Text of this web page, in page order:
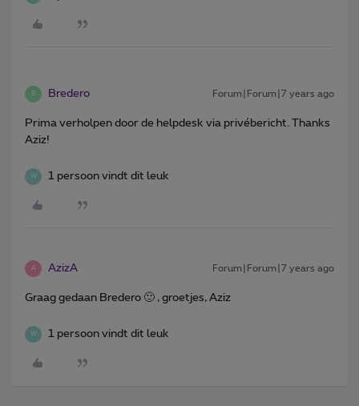
B Bredero Forum|Forum|7 years ago
Prima verholpen door de helpdesk via privébericht. Thanks
Aziz!
W 1 persoon vindt dit leuk
A AzizA Forum|Forum|7 years ago
Graag gedaan Bredero 🙂 , groetjes, Aziz
W 1 persoon vindt dit leuk